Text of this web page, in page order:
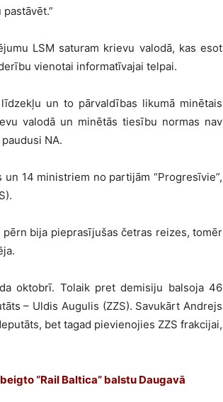
LSM saturam krievu valodā, kas esot
vienotai informatīvajai telpai.
un to pārvaldības likumā minētais
valodā un minētās tiesību normas nav
NA.
14 ministriem no partijām “Progresīvie”,
bija pieprasījušas četras reizes, tomēr
oktobrī. Tolaik pret demisiju balsoja 46
– Uldis Augulis (ZZS). Savukārt Andrejs
bet tagad pievienojies ZZS frakcijai,
“Rail Baltica” balstu Daugavā